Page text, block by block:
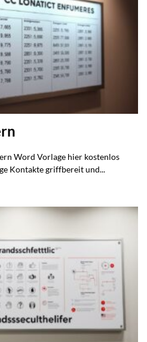
Word Vorlage hier kostenlos
Kontakte griffbereit und...